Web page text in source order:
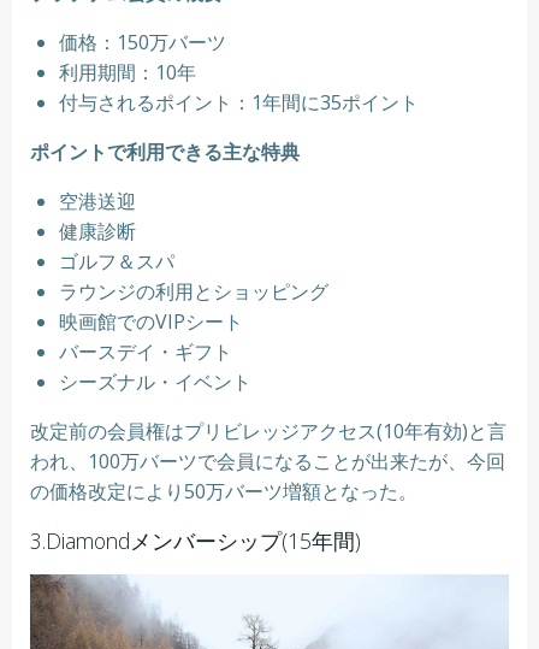
価格：150万バーツ
利用期間：10年
付与されるポイント：1年間に35ポイント
ポイントで利用できる主な特典
空港送迎
健康診断
ゴルフ＆スパ
ラウンジの利用とショッピング
映画館でのVIPシート
バースデイ・ギフト
シーズナル・イベント
改定前の会員権はプリビレッジアクセス(10年有効)と言
われ、100万バーツで会員になることが出来たが、今回
の価格改定により50万バーツ増額となった。
3.Diamondメンバーシップ(15年間)